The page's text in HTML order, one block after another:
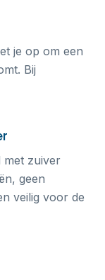
je op om een
Bij
met zuiver
geen
veilig voor de